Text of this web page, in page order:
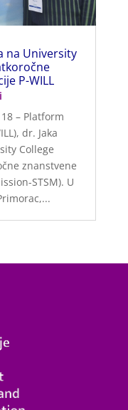
na University
P-WILL
– Platform
dr. Jaka
College
znanstvene
STSM). U